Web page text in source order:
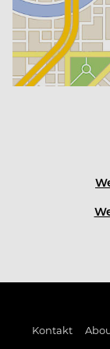
3, 4 oder 5
kosenfreie
wöchentliche
Kontakt